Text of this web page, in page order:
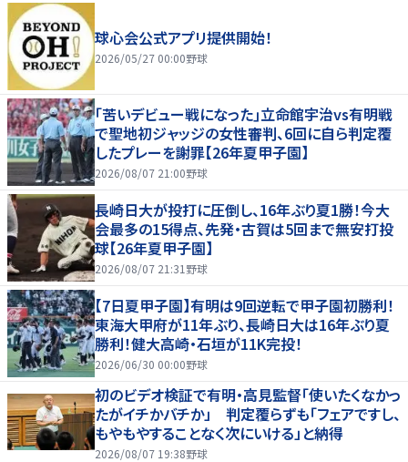
球心会公式アプリ提供開始！
2026/05/27 00:00野球
｢苦いデビュー戦になった｣立命館宇治vs有明戦
で聖地初ジャッジの女性審判、6回に自ら判定覆
したプレーを謝罪【26年夏甲子園】
2026/08/07 21:00野球
長崎日大が投打に圧倒し、16年ぶり夏1勝！今大
会最多の15得点、先発・古賀は5回まで無安打投
球【26年夏甲子園】
2026/08/07 21:31 野球
【7日夏甲子園】有明は9回逆転で甲子園初勝利！
東海大甲府が11年ぶり、長崎日大は16年ぶり夏
勝利！健大高崎・石垣が11K完投！
2026/06/30 00:00野球
初のビデオ検証で有明・高見監督「使いたくなかっ
たがイチかバチか」 判定覆らずも「フェアですし、
もやもやすることなく次にいける」と納得
2026/08/07 19:38野球